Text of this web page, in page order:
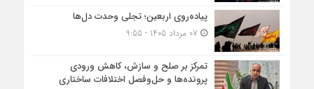
پیاده‌روی اربعین؛ تجلی وحدت دل‌ها
تمرکز بر صلح و سازش، کاهش ورودی
پرونده‌ها و حل‌وفصل اختلافات ساختاری